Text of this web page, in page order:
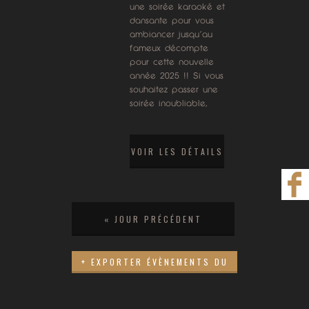
c
h
a
g
e
e
v
é
n
une soirée karaoké et
dansante pour vous
ambiancer jusqu’au
fameux décompte
pour cette nouvelle
année 2025 !! Si vous
souhaitez passer une
soirée inoubliable,
VOIR LES DÉTAILS
« JOUR PRÉCÉDENT
+ EXPORTER ÉVÈNEMENTS DU